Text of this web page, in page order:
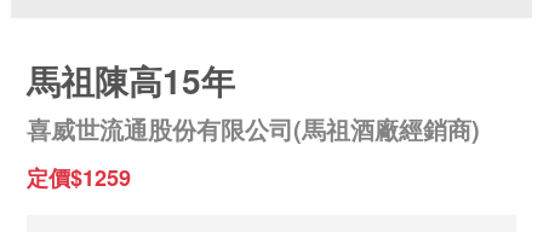
馬祖陳高15年
喜威世流通股份有限公司(馬祖酒廠經銷商)
定價$1259